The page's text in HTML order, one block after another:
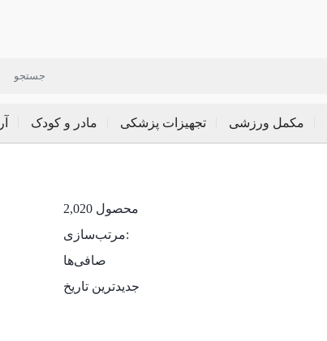
مادر و کودک تجهیزات پزشکی مکمل ورزشی
2,020 محصول
مرتب‌سازی:
صافی‌ها
جدیدترین تاریخ